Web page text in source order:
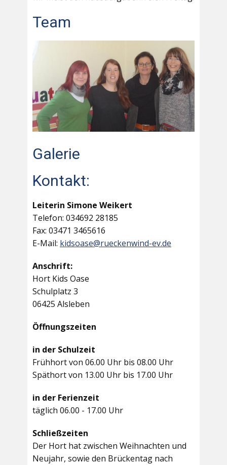
Team
Galerie
Kontakt:
Leiterin Simone Weikert
Telefon: 034692 28185
Fax: 03471 3465616
E-Mail: kidsoase@rueckenwind-ev.de
Anschrift:
Hort Kids Oase
Schulplatz 3
06425 Alsleben
Öffnungszeiten
in der Schulzeit
Frühhort von 06.00 Uhr bis 08.00 Uhr
Späthort von 13.00 Uhr bis 17.00 Uhr
in der Ferienzeit
täglich 06.00 - 17.00 Uhr
Schließzeiten
Der Hort hat zwischen Weihnachten und
Neujahr, sowie den Brückentag nach